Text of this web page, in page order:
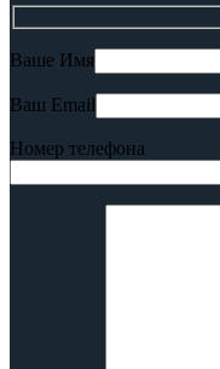
Ваше Имя
Ваш Email
Номер телефона